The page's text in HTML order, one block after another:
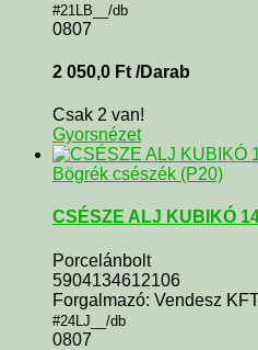
#21LB__/db
0807
2 050,0 Ft /Darab
Csak 2 van!
Gyorsnézet
Bögrék csészék (P20)
CSÉSZE ALJ KUBIKÓ
Porcelánbolt
5904134612106
Forgalmazó: Vendesz
#24LJ__/db
0807